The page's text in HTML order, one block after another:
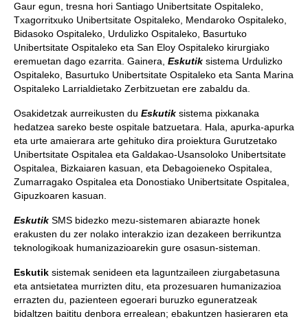
Gaur egun, tresna hori Santiago Unibertsitate Ospitaleko,
Txagorritxuko Unibertsitate Ospitaleko, Mendaroko Ospitaleko,
Bidasoko Ospitaleko, Urdulizko Ospitaleko, Basurtuko
Unibertsitate Ospitaleko eta San Eloy Ospitaleko kirurgiako
eremuetan dago ezarrita. Gainera, Eskutik sistema Urdulizko
Ospitaleko, Basurtuko Unibertsitate Ospitaleko eta Santa Marina
Ospitaleko Larrialdietako Zerbitzuetan ere zabaldu da.
Osakidetzak aurreikusten du Eskutik sistema pixkanaka
hedatzea sareko beste ospitale batzuetara. Hala, apurka-apurka
eta urte amaierara arte gehituko dira proiektura Gurutzetako
Unibertsitate Ospitalea eta Galdakao-Usansoloko Unibertsitate
Ospitalea, Bizkaiaren kasuan, eta Debagoieneko Ospitalea,
Zumarragako Ospitalea eta Donostiako Unibertsitate Ospitalea,
Gipuzkoaren kasuan.
Eskutik SMS bidezko mezu-sistemaren abiarazte honek
erakusten du zer nolako interakzio izan dezakeen berrikuntza
teknologikoak humanizazioarekin gure osasun-sisteman.
Eskutik sistemak senideen eta laguntzaileen ziurgabetasuna
eta antsietatea murrizten ditu, eta prozesuaren humanizazioa
errazten du, pazienteen egoerari buruzko eguneratzeak
bidaltzen baititu denbora errealean; ebakuntzen hasieraren eta